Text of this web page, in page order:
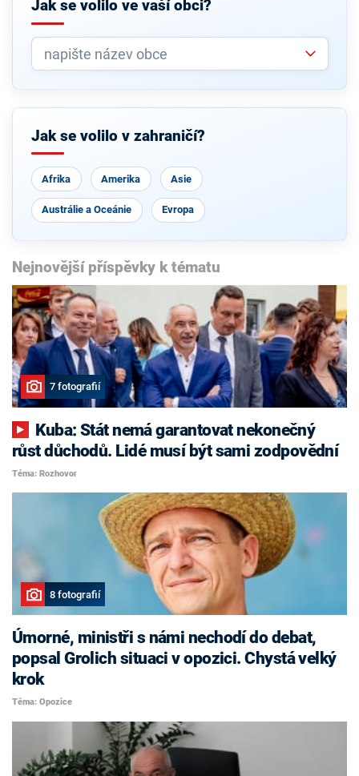
Jak se volilo ve vaší obci?
Jak se volilo v zahraničí?
Afrika Amerika Asie
Austrálie a Oceánie Evropa
Nejnovější příspěvky k tématu
7 fotografií
růst důchodů. Lidé musí být sami zodpovědní
Téma: Rozhovor
8 fotografií
Úmorné, ministři s námi nechodí do debat,
popsal Grolich situaci v opozici. Chystá velký
krok
Téma: Opozice